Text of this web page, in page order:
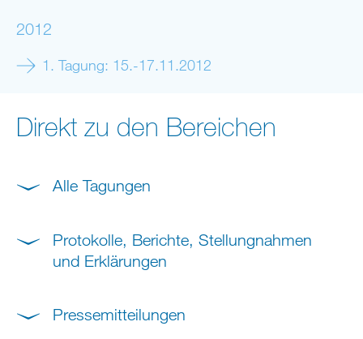
2012
1. Tagung: 15.-17.11.2012
Direkt zu den Bereichen
Alle Tagungen
Protokolle, Berichte, Stellungnahmen
und Erklärungen
Pressemitteilungen